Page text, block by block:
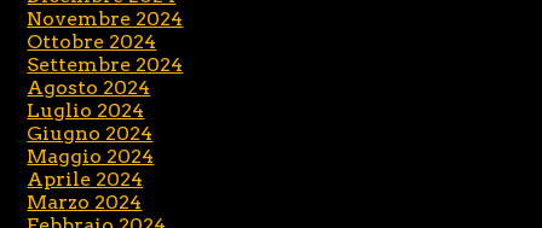
Novembre 2024
Ottobre 2024
Settembre 2024
Agosto 2024
Luglio 2024
Giugno 2024
Maggio 2024
Aprile 2024
Marzo 2024